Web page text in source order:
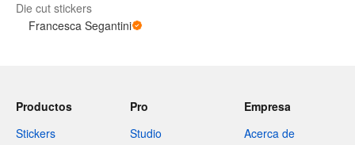
Die cut stickers
Francesca Segantini
Productos
Stickers
Pro
Studio
Empresa
Acerca de